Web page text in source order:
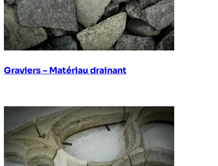
Graviers – Matériau drainant